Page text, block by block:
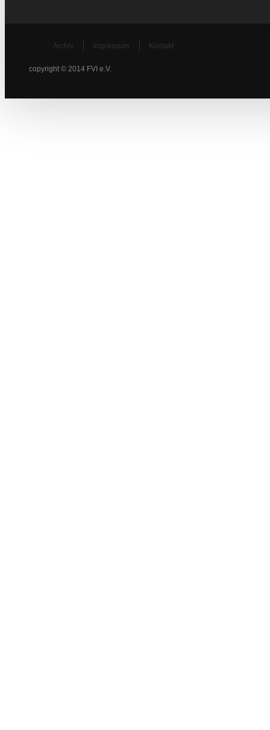
Archiv Impressum Kontakt
copyright © 2014 FVI e.V.